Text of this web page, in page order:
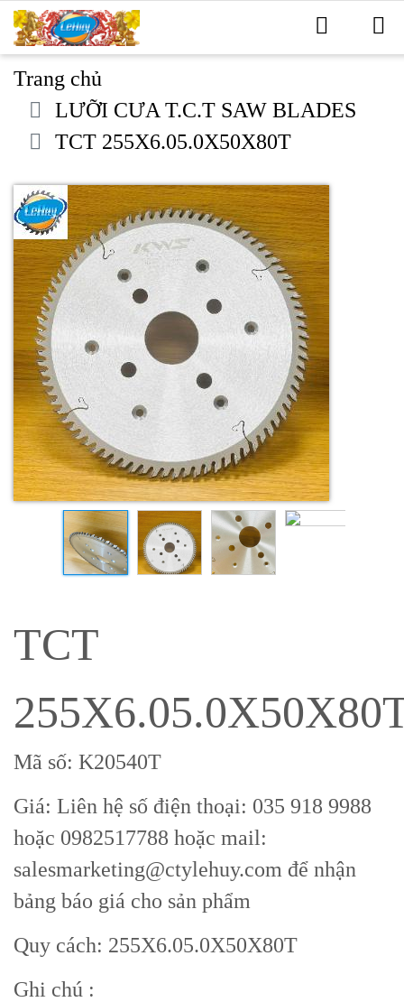
Trang chủ
LƯỠI CƯA T.C.T SAW BLADES
TCT 255X6.05.0X50X80T
TCT
Mã số: K20540T
Giá: Liên hệ số điện thoại: 035 918 9988
hoặc 0982517788 hoặc mail:
salesmarketing@ctylehuy.com để nhận
bảng báo giá cho sản phẩm
Quy cách: 255X6.05.0X50X80T
Ghi chú :